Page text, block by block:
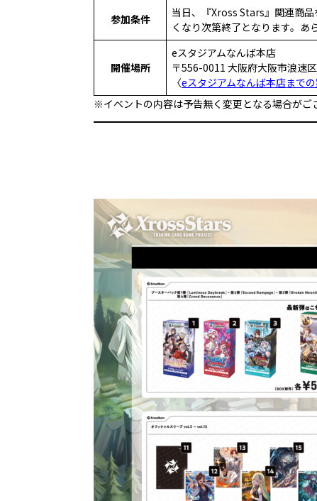
参加条件
当日、『Xross Stars』関連商
くなり次第終了となります。あ
開催場所
eスタジアムなんば本店
〒556-0011 大阪府大阪市浪速
〈eスタジアムなんば本店まで
※イベントの内容は予告無く変更となる場合がご